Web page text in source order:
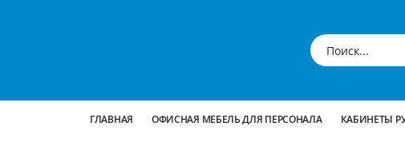
ГЛАВНАЯ ОФИСНАЯ МЕБЕЛЬ ДЛЯ ПЕРСОНАЛА КАБИНЕТЫ